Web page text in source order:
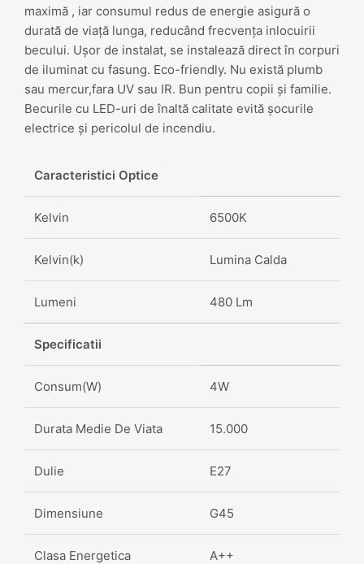
maximă , iar consumul redus de energie asigură o
durată de viață lunga, reducând frecvența inlocuirii
becului. Ușor de instalat, se instalează direct în corpuri
de iluminat cu fasung. Eco-friendly. Nu există plumb
sau mercur,fara UV sau IR. Bun pentru copii și familie.
Becurile cu LED-uri de înaltă calitate evită șocurile
electrice și pericolul de incendiu.
Caracteristici Optice
Kelvin 6500K
Kelvin(k) Lumina Calda
Lumeni 480 Lm
Specificatii
Consum(W) 4W
Durata Medie De Viata 15.000
Dulie E27
Dimensiune G45
Clasa Energetica A++